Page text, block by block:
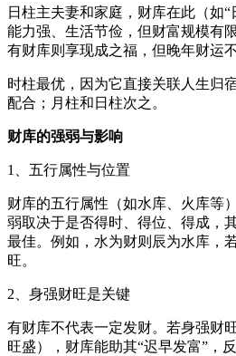
日柱主夫妻和家庭，财库在此（如
能力强、生活节俭，但财富规模有
有财库则享现成之福，但晚年财运
时柱最优，因为它直接关联人生归
配合；月柱和日柱次之。
财库的强弱与影响
1、五行属性与位置
财库的五行属性（如水库、火库等
弱取决于是否得时、得位、得成，
最佳。例如，水为财则辰为水库，
旺。
2、身强财旺是关键
有财库不代表一定发财。若身强财
旺盛），财库能助其“迟早发富”，